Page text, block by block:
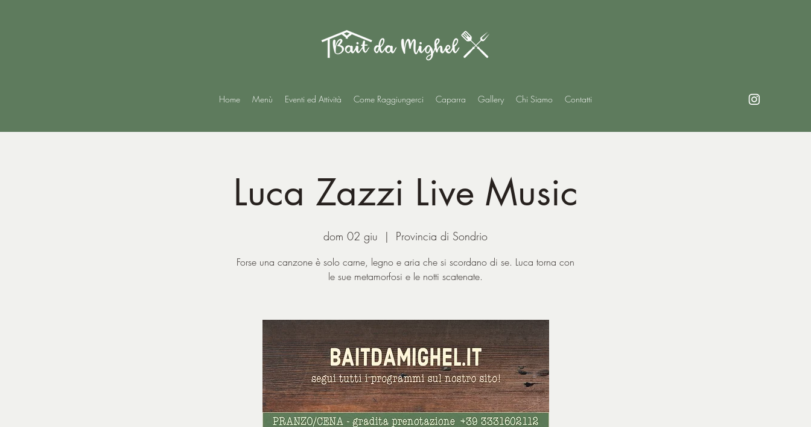
Home Menù Eventi ed Attività Come Raggiungerci Caparra Gallery Chi Siamo Contatti
Luca Zazzi Live Music
dom 02 giu
  |
Provincia di Sondrio
Forse una canzone è solo carne, legno e aria che si scordano di se. Luca torna con
le sue metamorfosi e le notti scatenate.